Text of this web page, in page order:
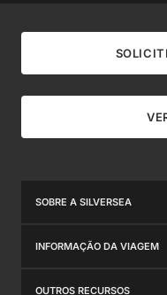
SOBRE A SILVERSEA
Sobre nós
INFORMAÇÃO DA VIAGEM
Informações Gerais
OUTROS RECURSOS